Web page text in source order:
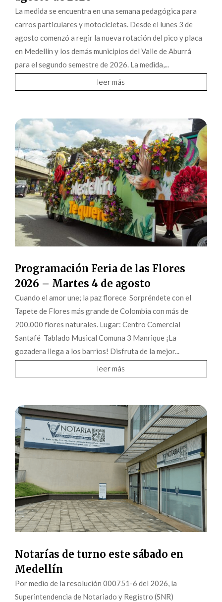
La medida se encuentra en una semana pedagógica para
carros particulares y motocicletas. Desde el lunes 3 de
agosto comenzó a regir la nueva rotación del pico y placa
en Medellín y los demás municipios del Valle de Aburrá
para el segundo semestre de 2026. La medida,...
leer más
Programación Feria de las Flores
2026 – Martes 4 de agosto
Cuando el amor une; la paz florece Sorpréndete con el
Tapete de Flores más grande de Colombia con más de
200.000 flores naturales. Lugar: Centro Comercial
Santafé Tablado Musical Comuna 3 Manrique ¡La
gozadera llega a los barrios! Disfruta de la mejor...
leer más
Notarías de turno este sábado en
Medellín
Por medio de la resolución 000751-6 del 2026, la
Superintendencia de Notariado y Registro (SNR)